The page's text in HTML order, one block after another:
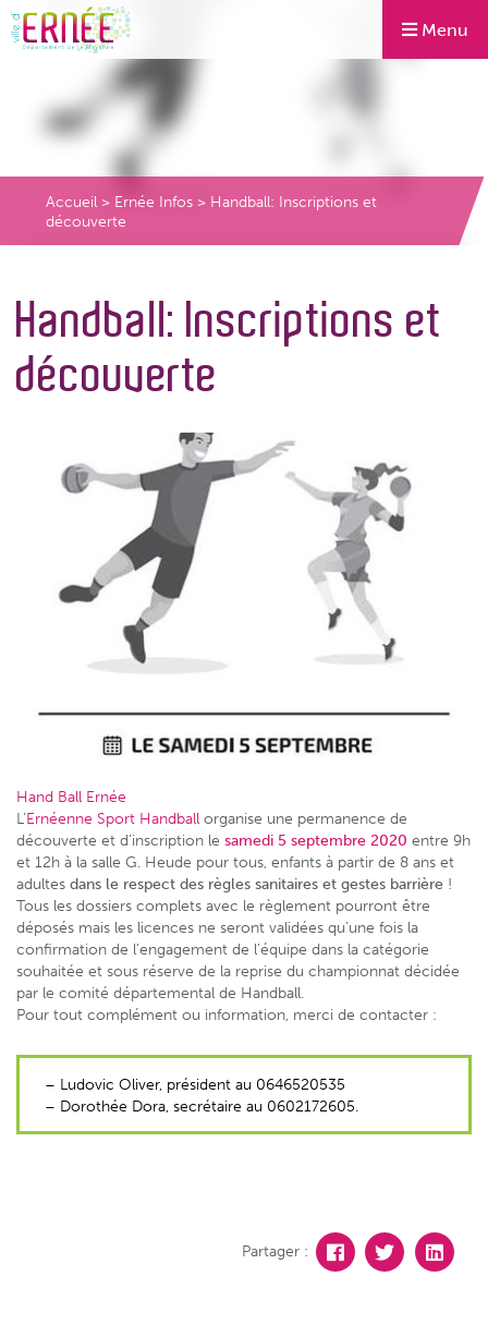
Menu
Accueil > Ernée Infos > Handball: Inscriptions et
découverte
Handball: Inscriptions et
découverte
Hand Ball Ernée
L’Ernéenne Sport Handball organise une permanence de
découverte et d’inscription le samedi 5 septembre 2020 entre 9h
et 12h à la salle G. Heude pour tous, enfants à partir de 8 ans et
adultes dans le respect des règles sanitaires et gestes barrière !
Tous les dossiers complets avec le règlement pourront être
déposés mais les licences ne seront validées qu’une fois la
confirmation de l’engagement de l’équipe dans la catégorie
souhaitée et sous réserve de la reprise du championnat décidée
par le comité départemental de Handball.
Pour tout complément ou information, merci de contacter :
– Ludovic Oliver, président au 0646520535
– Dorothée Dora, secrétaire au 0602172605.
Partager :